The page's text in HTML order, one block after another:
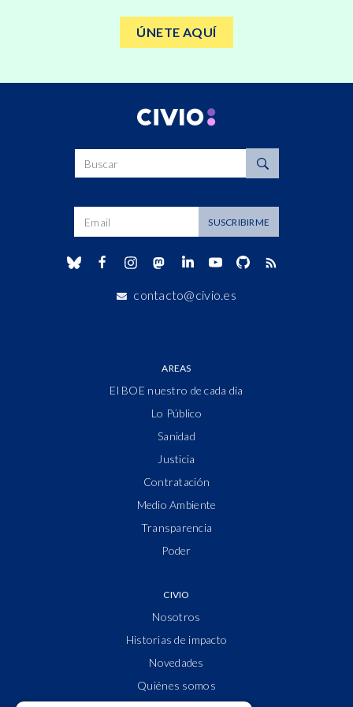
ÚNETE AQUÍ
SUSCRIBIRME
contacto@civio.es
AREAS
El BOE nuestro de cada día
Lo Público
Sanidad
Justicia
Contratación
Medio Ambiente
Transparencia
Poder
CIVIO
Nosotros
Historias de impacto
Novedades
Quiénes somos